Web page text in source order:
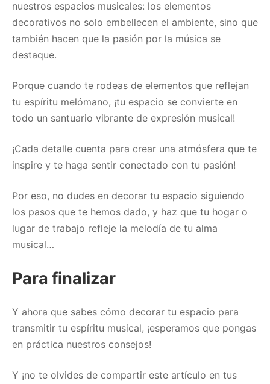
nuestros espacios musicales: los elementos
decorativos no solo embellecen el ambiente, sino que
también hacen que la pasión por la música se
destaque.
Porque cuando te rodeas de elementos que reflejan
tu espíritu melómano, ¡tu espacio se convierte en
todo un santuario vibrante de expresión musical!
¡Cada detalle cuenta para crear una atmósfera que te
inspire y te haga sentir conectado con tu pasión!
Por eso, no dudes en decorar tu espacio siguiendo
los pasos que te hemos dado, y haz que tu hogar o
lugar de trabajo refleje la melodía de tu alma
musical…
Para finalizar
Y ahora que sabes cómo decorar tu espacio para
transmitir tu espíritu musical, ¡esperamos que pongas
en práctica nuestros consejos!
Y ¡no te olvides de compartir este artículo en tus